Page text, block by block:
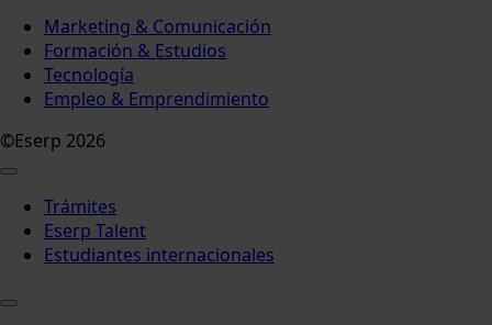
Marketing & Comunicación
Formación & Estudios
Tecnología
Empleo & Emprendimiento
©Eserp 2026
Trámites
Eserp Talent
Estudiantes internacionales